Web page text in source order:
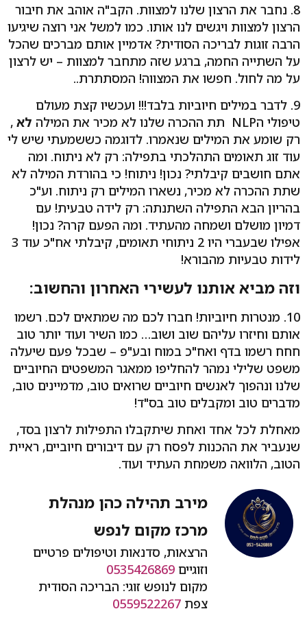
8. נחבר את הרצון שלנו למצוות. הקב"ה אוהב את חיבור
הרצון למצוות ויגשים לנו אותו. כמו למשל אני רוצה שיגיעו
הרבה זוגות לבריכה הסודית? אדמיין אותם מברכים שהכל
על השתייה החמה, ברגע שזה מתחבר למצוות – יש לרצון
על מה לחול. חפשו את המצווה! המסתתרת..
9. לדבר במילים חיוביות בלבד!!! ועכשיו קצת מעולם
טיפולי הNLP תת ההכרה שלנו לא מכיר את המילה
לא ,
רק שומע את המילים שנאמרו. לדוגמה כששמעתי שיש לי
עוד זוג תאומים התהלכתי בתפילה: רק לא ניתוח. ומה
אתם חושבים קיבלתי? נכון! ניתוח! כי בהורדת המילה לא
שתת ההכרה לא מכיר, נשארו המילים רק ניתוח. וע"כ
בהריון הבא התפילה השתנתה: רק לידה טבעית! עם
דמיון מושלם ושמחה מהעתיד. ומה הפעם קרה? נכון!
אפילו שבעברי היו 2 ניתוחי תאומים, קיבלתי אח"כ עוד 3
לידות טבעיות מהבורא!
וזה מביא אותנו לעשירי האחרון והחשוב:
10. מנטרות חיוביות! חברו לכם מה שמתאים לכם. רשמו
אותם וחיזרו עליהם שוב ושוב… כמו השיר ועוד יותר טוב
חחח רשמו בדף ואח"כ במוח ובע"פ – שבכל פעם שיעלה
משפט שלילי נמהר להחליפו ממאגר המשפטים החיוביים
שלנו ונהפוך לאנשים חיוביים שרואים טוב, מדמיינים טוב,
מדברים טוב ומקבלים טוב בס"ד!
מאחלת לכל אחד ואחת שיתקבלו התפילות לרצון בסד,
שנעביר את ההכנות לפסח רק עם דיבורים חיוביים, ראיית
הטוב, הלוואה משמחת העתיד ועוד.
מירב תהילה כהן מנהלת
מרכז מקום לנפש
הרצאות, סדנאות וטיפולים פרטיים
וזוגיים 0535426869
מקום לנופש זוגי: הבריכה הסודית
צפת 0559522267